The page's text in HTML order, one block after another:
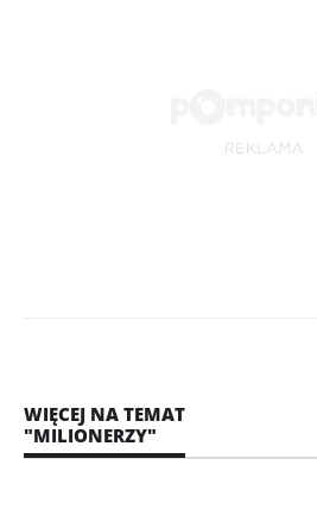
WIĘCEJ NA TEMAT
"MILIONERZY"